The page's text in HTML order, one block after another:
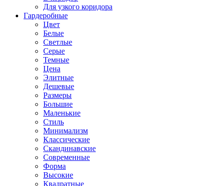
Для узкого коридора
Гардеробные
Цвет
Белые
Светлые
Серые
Темные
Цена
Элитные
Дешевые
Размеры
Большие
Маленькие
Стиль
Минимализм
Классические
Скандинавские
Современные
Форма
Высокие
Квадратные